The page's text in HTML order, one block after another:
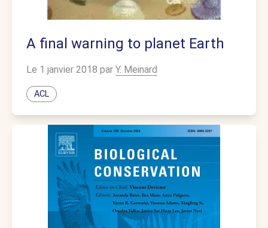
A final warning to planet Earth
Le 1 janvier 2018 par Y. Meinard
ACL